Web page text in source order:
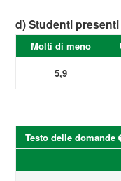
d) Studenti
Molti di meno
5,9
Testo delle domande